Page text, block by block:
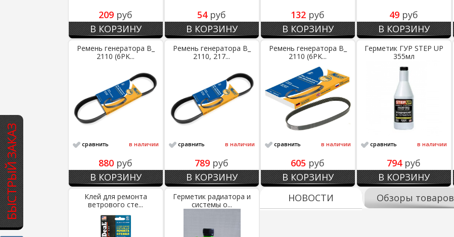
БЫСТРЫЙ ЗАКАЗ
209 руб
В КОРЗИНУ
54 руб
В КОРЗИНУ
132 руб
В КОРЗИНУ
49 руб
В КОРЗИНУ
Ремень генератора В_
2110 (6PK...
сравнить в наличии
880 руб
В КОРЗИНУ
Ремень генератора В_
2110, 217...
сравнить в наличии
789 руб
В КОРЗИНУ
Ремень генератора В_
2110 (6PK...
сравнить в наличии
605 руб
В КОРЗИНУ
Герметик ГУР STEP UP
355мл
сравнить в наличии
794 руб
В КОРЗИНУ
Клей для ремонта
ветрового сте...
Герметик радиатора и
системы о...
НОВОСТИ Обзоры товаров